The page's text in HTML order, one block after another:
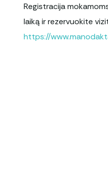
Registracija
laiką ir rezervuokite
https://